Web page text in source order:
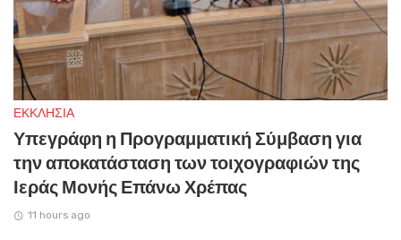
ΕΚΚΛΗΣΙΑ
Υπεγράφη η Προγραμματική Σύμβαση για
την αποκατάσταση των τοιχογραφιών της
Ιεράς Μονής Επάνω Χρέπας
11 hours ago